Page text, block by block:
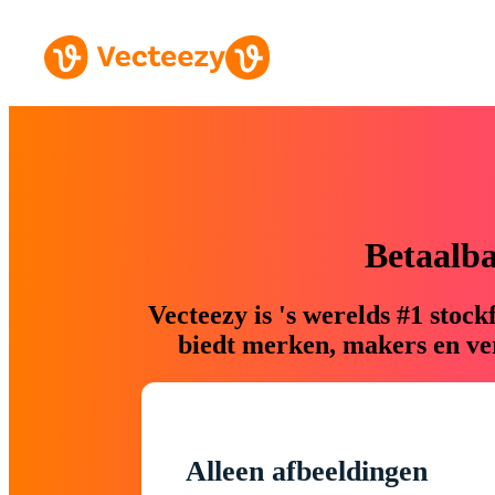
Vecteezy is 's werelds #1
biedt merken, makers en
Alleen afbeeldingen